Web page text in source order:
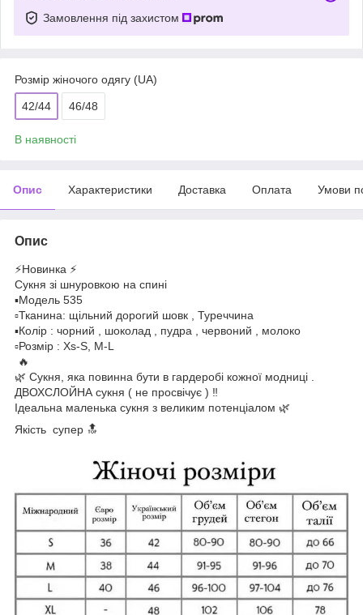
Замовлення під захистом
Розмір жіночого одягу (UA)
42/44 46/48
В наявності
Опис Характеристики Доставка Оплата Умови
Опис
⚡️Новинка ⚡️
Сукня зі шнуровкою на спині
▪️Модель 535
▫️Тканина: щільний дорогий шовк , Туреччина
▪️Колір : чорний , шоколад , пудра , червоний , молоко
▫️Розмір : Xs-S, M-L
🔥
🌿 Сукня, яка повинна бути в гардеробі кожної модниці .
ДВОХСЛОЙНА сукня ( не просвічує ) ‼️
Ідеальна маленька сукня з великим потенціалом 🌿
Якість супер 🔝